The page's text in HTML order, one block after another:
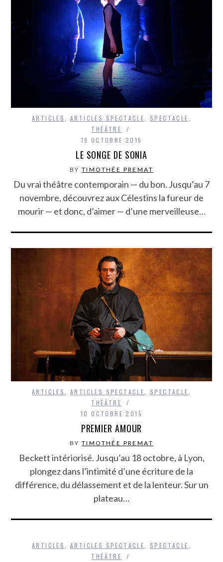
ARTICLES ARTICLES SPECTACLE SPECTACLE
THÉÂTRE
19 OCTOBRE 2015
LE SONGE DE SONIA
BYTIMOTHÉE PREMAT
Du vrai théâtre contemporain — du bon. Jusqu’au 7
novembre, découvrez aux Célestins la fureur de
mourir — et donc, d’aimer — d’une merveilleuse…
ARTICLES ARTICLES SPECTACLE SPECTACLE
THÉÂTRE
10 OCTOBRE 2015
PREMIER AMOUR
BYTIMOTHÉE PREMAT
Beckett intériorisé. Jusqu’au 18 octobre, à Lyon,
plongez dans l’intimité d’une écriture de la
différence, du délassement et de la lenteur. Sur un
plateau…
ARTICLES ARTICLES SPECTACLE SPECTACLE
THÉÂTRE